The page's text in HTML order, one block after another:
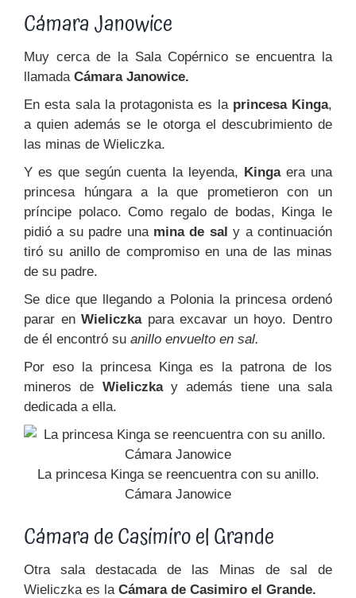
Cámara Janowice
Muy cerca de la Sala Copérnico se encuentra la
llamada Cámara Janowice.
En esta sala la protagonista es la princesa Kinga,
a quien además se le otorga el descubrimiento de
las minas de Wieliczka.
Y es que según cuenta la leyenda, Kingaera una
princesa húngara a la que prometieron con un
príncipe polaco. Como regalo de bodas, Kinga le
pidió a su padre una mina de sal y a continuación
tiró su anillo de compromiso en una de las minas
de su padre.
Se dice que llegando a Polonia la princesa ordenó
parar enWieliczkapara excavar un hoyo. Dentro
de él encontró su anillo envuelto en sal.
Por eso la princesa Kinga es la patrona de los
mineros de Wieliczkay además tiene una sala
dedicada a ella.
La princesa Kinga se reencuentra con su anillo.
Cámara Janowice
Cámara de Casimiro el Grande
Otra sala destacada de las Minas de sal de
Wieliczka es la Cámara de Casimiro el Grande.